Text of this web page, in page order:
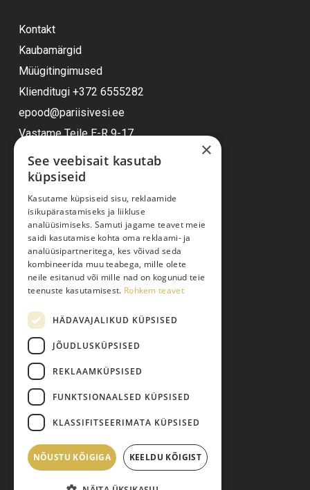
Vahesumma:
Kontakt
Kaubamärgid
Müügitingimused
Klienditugi +372 6555282
epood@pariisivesi.ee
Vastame Teile E-R 9-17
Ostuabi
Kauba kohaletoimetamine
Toodete tellimine
Maksmine
Järelmaks
Pretensiooni esitamine
Isikuandmete töötlemine
© 2026 Pariisi Vesi.
×
See veebisait kasutab
küpsiseid
Kasutame küpsiseid sisu, reklaamide
isikupärastamiseks ja liikluse
analüüsimiseks. Samuti jagame teavet meie
saidi kasutamise kohta oma reklaami- ja
analüüsipartneritega, kes võivad seda
kombineerida muu teabega, mille olete
neile esitanud või mille nad on kogunud teie
teenuste kasutamisest. Rohkem teavet
HÄDAVAJALIKUD KÜPSISED
JÕUDLUSKÜPSISED
REKLAAMKÜPSISED
FUNKTSIONAALSED KÜPSISED
KLASSIFITSEERIMATA KÜPSISED
NÕUSTU KÕIGIGA KEELDU KÕIGIST